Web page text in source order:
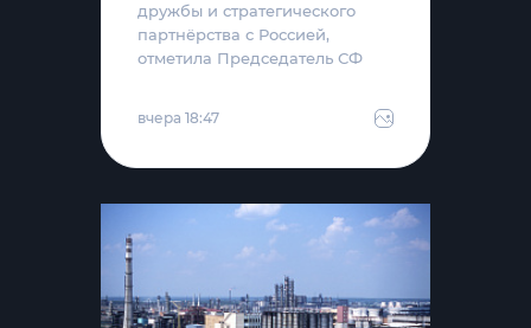
дружбы и стратегического
партнёрства с Россией,
отметила Председатель СФ
вчера 18:47